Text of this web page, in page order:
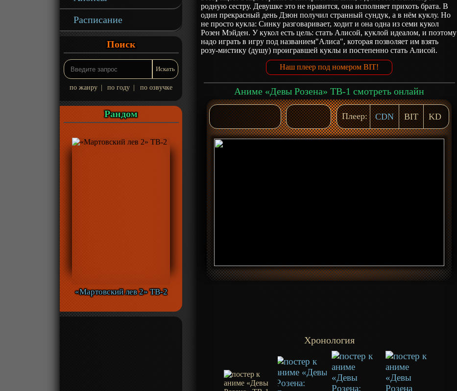
Расписание
Поиск
по жанру по году по озвучке
Рандом
«Мартовский лев 2» ТВ-2
родную сестру. Девушке это не нравится, она исполняет прихоть брата. В
один прекрасный день Дзюн получил странный сундук, а в нём куклу. Но
не просто кукла: Синку разговаривает, ходит и она одна из семи кукол
Розен Мэйден. У кукол есть цель: стать Алисой, куклой идеалом, и поэтому
надо играть в игру под названием"Алиса", которая позволяет им взять
розу-мистику (душу) проигравшей куклы и постепенно стать Алисой.
Наш плеер под номером BIT!
Аниме «Девы Розена» ТВ-1 смотреть онлайн
Плеер: CDN BIT KD
Хронология